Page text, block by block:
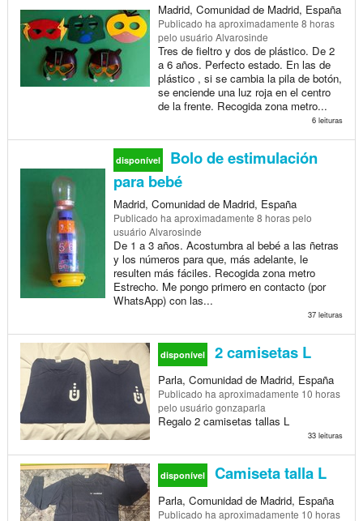
Madrid, Comunidad de Madrid, España
Publicado ha aproximadamente 8 horas
pelo usuário Alvarosinde
Tres de fieltro y dos de plástico. De 2
a 6 años. Perfecto estado. En las de
plástico , si se cambia la pila de botón,
se enciende una luz roja en el centro
de la frente. Recogida zona metro...
6 leituras
disponível
Bolo de estimulación
para bebé
Madrid, Comunidad de Madrid, España
Publicado ha aproximadamente 8 horaspelo
usuário Alvarosinde
De 1 a 3 años. Acostumbra al bebé a las ñetras
y los números para que, más adelante, le
resulten más fáciles. Recogida zona metro
Estrecho. Me pongo primero en contacto (por
WhatsApp) con las...
37 leituras
disponível 2 camisetas L
Parla, Comunidad de Madrid, España
Publicado ha aproximadamente 10 horas
pelo usuário gonzaparla
Regalo 2 camisetas tallas L
33 leituras
disponível Camiseta talla L
Parla, Comunidad de Madrid, España
Publicado ha aproximadamente 10 horas